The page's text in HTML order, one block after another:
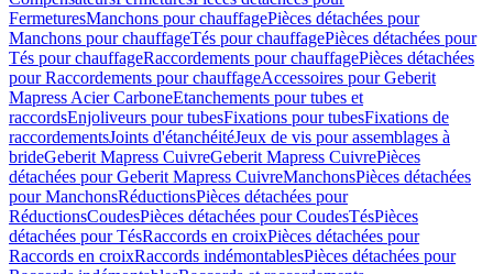
FermeturesManchons pour chauffagePièces détachées pour
Manchons pour chauffageTés pour chauffagePièces détachées pour
Tés pour chauffageRaccordements pour chauffagePièces détachées
pour Raccordements pour chauffageAccessoires pour Geberit
Mapress Acier CarboneEtanchements pour tubes et
raccordsEnjoliveurs pour tubesFixations pour tubesFixations de
raccordementsJoints d'étanchéitéJeux de vis pour assemblages à
brideGeberit Mapress CuivreGeberit Mapress CuivrePièces
détachées pour Geberit Mapress CuivreManchonsPièces détachées
pour ManchonsRéductionsPièces détachées pour
RéductionsCoudesPièces détachées pour CoudesTésPièces
détachées pour TésRaccords en croixPièces détachées pour
Raccords en croixRaccords indémontablesPièces détachées pour